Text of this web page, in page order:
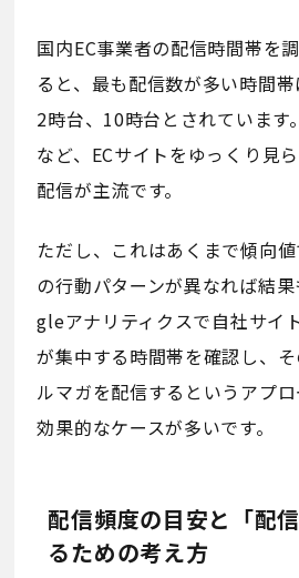
国内EC事業者の配信時間帯を
ると、最も配信数が多い時間
2時台、10時台とされています
など、ECサイトをゆっくり見
配信が主流です。
ただし、これはあくまで傾向
の行動パターンが異なれば結
gleアナリティクスで自社サイ
が集中する時間帯を確認し、
ルマガを配信するというアプ
効果的なケースが多いです。
配信頻度の目安と「配
るための考え方